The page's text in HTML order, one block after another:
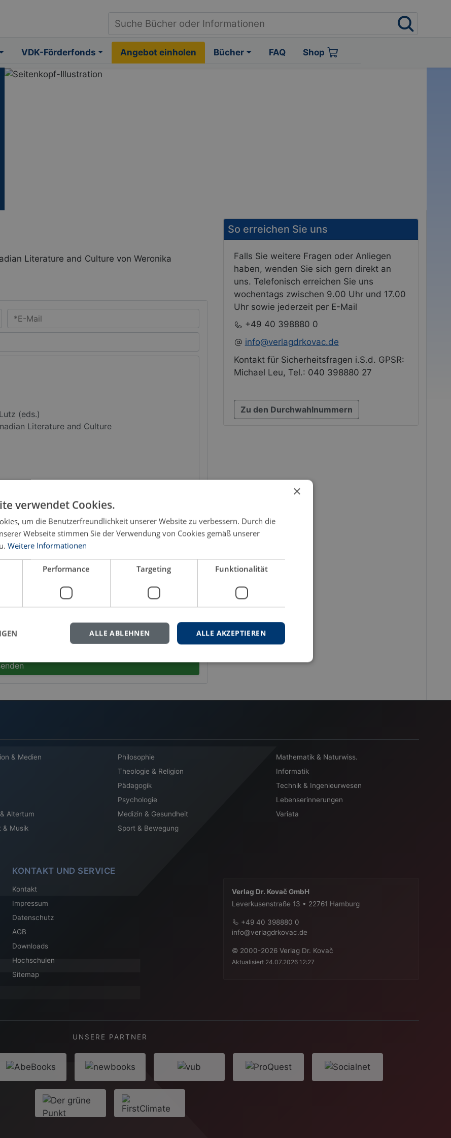
VDK-Förderfonds Angebot einholen Bücher FAQ Shop
Literature and Culture von Weronika
Ihre *E-Mail-Adresse
Datenschutzhinweis
So erreichen Sie uns
Falls Sie weitere Fragen oder Anliegen
haben, wenden Sie sich gern direkt an
uns. Telefonisch erreichen Sie uns
wochentags zwischen 9.00 Uhr und 17.00
Uhr sowie jederzeit per E-Mail
+49 40 398880 0
info@verlagdrkovac.de
Kontakt für Sicherheitsfragen i.S.d. GPSR:
Michael Leu, Tel.: 040 398880 27
Zu den Durchwahlnummern
& Medien
Altertum
& Musik
Philosophie
Theologie & Religion
Pädagogik
Psychologie
Medizin & Gesundheit
Sport & Bewegung
Mathematik & Naturwiss.
Informatik
Technik & Ingenieurwesen
Lebenserinnerungen
Variata
KONTAKT UND SERVICE
Kontakt
Impressum
Datenschutz
AGB
Downloads
Hochschulen
Sitemap
Verlag Dr. Kovač GmbH
Leverkusenstraße 13 • 22761 Hamburg
+49 40 398880 0
info@verlagdrkovac.de
© 2000-2026 Verlag Dr. Kovač
Aktualisiert 24.07.2026 12:27
UNSERE PARTNER
×
verwendet Cookies.
um die Benutzerfreundlichkeit unserer Website zu verbessern. Durch die
Webseite stimmen Sie der Verwendung von Cookies gemäß unserer
Weitere Informationen
Performance Targeting Funktionalität
ALLE AKZEPTIEREN
ALLE ABLEHNEN